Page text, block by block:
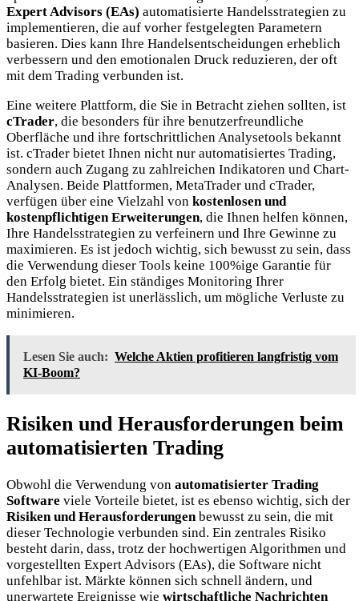
Expert Advisors (EAs) automatisierte Handelsstrategien zu
implementieren, die auf vorher festgelegten Parametern
basieren. Dies kann Ihre Handelsentscheidungen erheblich
verbessern und den emotionalen Druck reduzieren, der oft
mit dem Trading verbunden ist.
Eine weitere Plattform, die Sie in Betracht ziehen sollten, ist
cTrader, die besonders für ihre benutzerfreundliche
Oberfläche und ihre fortschrittlichen Analysetools bekannt
ist. cTrader bietet Ihnen nicht nur automatisiertes Trading,
sondern auch Zugang zu zahlreichen Indikatoren und Chart-
Analysen. Beide Plattformen, MetaTrader und cTrader,
verfügen über eine Vielzahl von kostenlosen und
kostenpflichtigen Erweiterungen, die Ihnen helfen können,
Ihre Handelsstrategien zu verfeinern und Ihre Gewinne zu
maximieren. Es ist jedoch wichtig, sich bewusst zu sein, dass
die Verwendung dieser Tools keine 100%ige Garantie für
den Erfolg bietet. Ein ständiges Monitoring Ihrer
Handelsstrategien ist unerlässlich, um mögliche Verluste zu
minimieren.
Lesen Sie auch: Welche Aktien profitieren langfristig vom
KI-Boom?
Risiken und Herausforderungen beim
automatisierten Trading
Obwohl die Verwendung von automatisierter Trading
Software viele Vorteile bietet, ist es ebenso wichtig, sich der
Risiken und Herausforderungenbewusst zu sein, die mit
dieser Technologie verbunden sind. Ein zentrales Risiko
besteht darin, dass, trotz der hochwertigen Algorithmen und
vorgestellten Expert Advisors (EAs), die Software nicht
unfehlbar ist. Märkte können sich schnell ändern, und
unerwartete Ereignisse wie wirtschaftliche Nachrichten